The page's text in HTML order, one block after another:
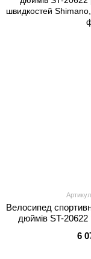
Велосипед
дюймів ST-
6